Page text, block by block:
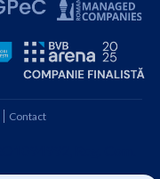
Contact